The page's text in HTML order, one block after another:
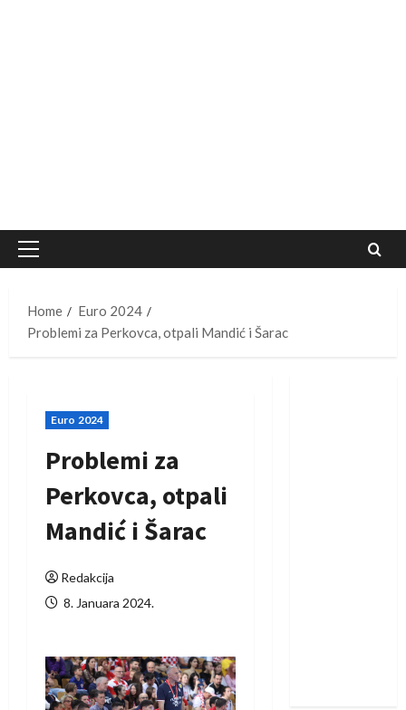
Primary
Home
Euro 2024
Problemi za Perkovca, otpali Mandić i Šarac
Euro 2024
Problemi za
Perkovca, otpali
Mandić i Šarac
Redakcija
8. Januara 2024.